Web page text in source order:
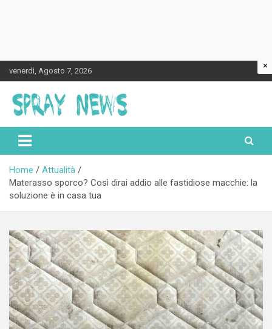
to
content
venerdì, Agosto 7, 2026
Spraynews.it
Home
Attualità
Materasso sporco? Così dirai addio alle fastidiose macchie: la
soluzione è in casa tua
×